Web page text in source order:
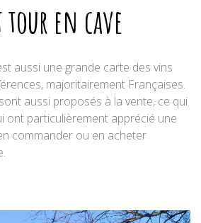
tour en cave
aussi une grande carte des vins
majoritairement Françaises.
aussi proposés à la vente, ce qui
ont particulièrement apprécié une
commander ou en acheter